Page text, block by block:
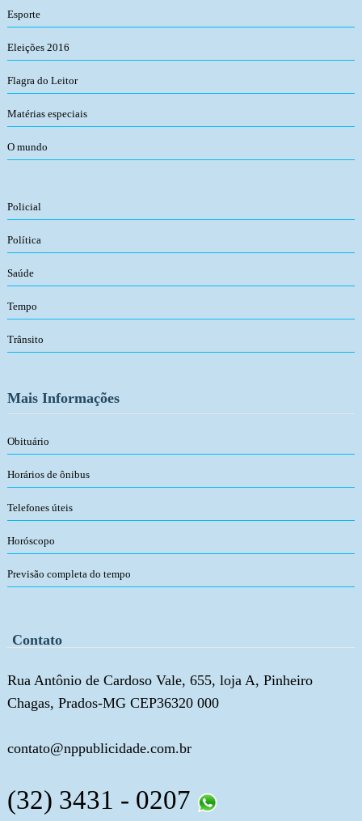
Esporte
Eleições 2016
Flagra do Leitor
Matérias especiais
O mundo
Policial
Política
Saúde
Tempo
Trânsito
Mais Informações
Obituário
Horários de ônibus
Telefones úteis
Horóscopo
Previsão completa do tempo
Contato
Rua Antônio de Cardoso Vale, 655, loja A, Pinheiro
Chagas, Prados-MG CEP36320 000
contato@nppublicidade.com.br
(32) 3431 - 0207